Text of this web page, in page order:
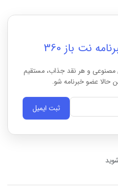
نت باز 360
مصنوعی و هر نقد جذاب، مستقیم
حالا عضو خبرنامه شو.
ثبت ایمیل